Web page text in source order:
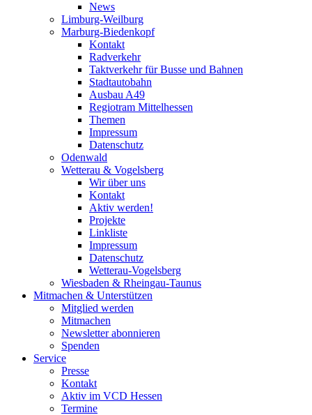
News
Limburg-Weilburg
Marburg-Biedenkopf
Kontakt
Radverkehr
Taktverkehr für Busse und Bahnen
Stadtautobahn
Ausbau A49
Regiotram Mittelhessen
Themen
Impressum
Datenschutz
Odenwald
Wetterau & Vogelsberg
Wir über uns
Kontakt
Aktiv werden!
Projekte
Linkliste
Impressum
Datenschutz
Wetterau-Vogelsberg
Wiesbaden & Rheingau-Taunus
Mitmachen & Unterstützen
Mitglied werden
Mitmachen
Newsletter abonnieren
Spenden
Service
Presse
Kontakt
Aktiv im VCD Hessen
Termine